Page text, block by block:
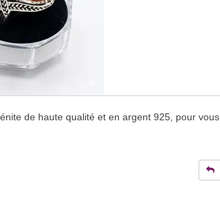
de haute qualité et en argent 925, pour vous